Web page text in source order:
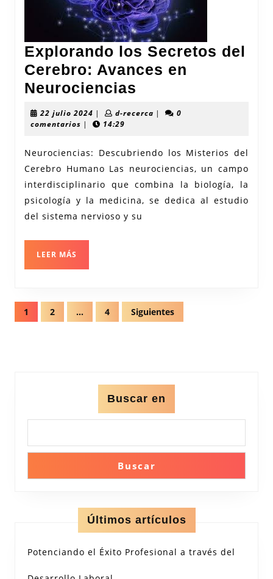
Explorando los Secretos del
Cerebro: Avances en
Neurociencias
Cerebro:
Avances
en
Neurociencias
22 julio 2024 22
julio
| d-recercad-|
0
comentarios | 14:29
Neurociencias: Descubriendo los Misterios del
Cerebro Humano Las neurociencias, un campo
interdisciplinario que combina la biología, la
psicología y la medicina, se dedica al estudio
del sistema nervioso y su
LEER MÁS
Navegación
de
1 2 … 4 Siguientes
Buscar en
Buscar
Últimos artículos
Potenciando el Éxito Profesional a través del